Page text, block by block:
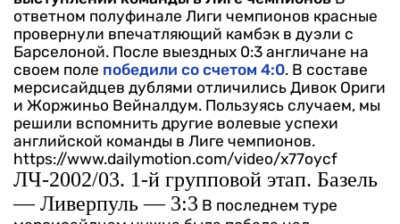
ответном полуфинале Лиги чемпионов красные
провернули впечатляющий камбэк в дуэли с
Барселоной. После выездных 0:3 англичане на
своем поле победили со счетом 4:0. В составе
мерсисайдцев дублями отличились Дивок Ориги
и Жоржиньо Вейналдум. Пользуясь случаем, мы
решили вспомнить другие волевые успехи
английской команды в Лиге чемпионов.
https://www.dailymotion.com/video/x77oycf
ЛЧ-2002/03. 1-й групповой этап. Базель
— Ливерпуль — 3:3 В последнем туре